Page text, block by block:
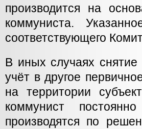
производится на
коммуниста.
соответствующего
В иных случаях
учёт в другое
на территории
коммунист
производятся по